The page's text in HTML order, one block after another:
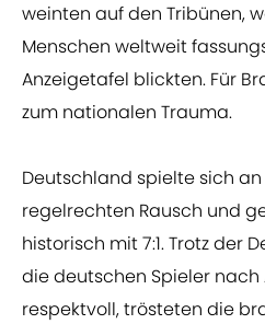
weinten auf den Tribünen,
Menschen weltweit
Anzeigetafel blickten. Für
zum nationalen Trauma.
Deutschland spielte sich
regelrechten Rausch und
historisch mit 7:1. Trotz der
die deutschen Spieler
respektvoll, trösteten die